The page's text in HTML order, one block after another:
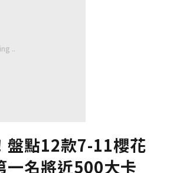
盤點12款7-11櫻花
一名將近500大卡